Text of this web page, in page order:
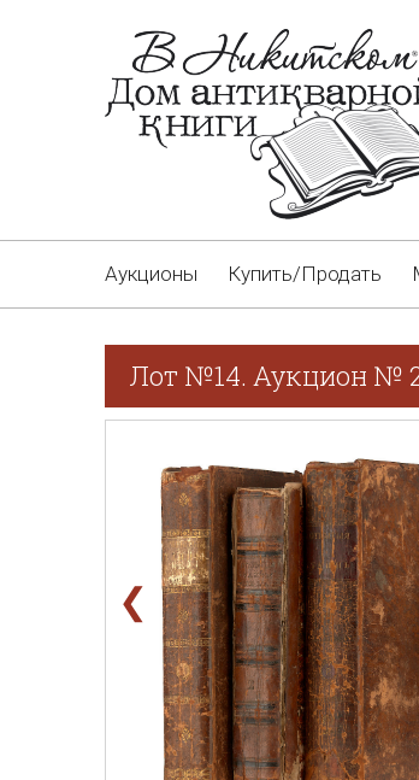
Аукционы Купить/Продать
Лот №14. Аукцион №
❮